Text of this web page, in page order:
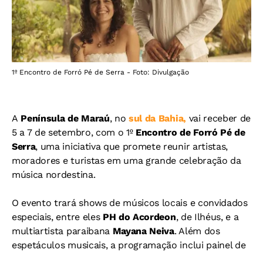
1º Encontro de Forró Pé de Serra - Foto: Divulgação
A Península de Maraú, no sul da Bahia, vai receber de
5 a 7 de setembro, com o 1º Encontro de Forró Pé de
Serra, uma iniciativa que promete reunir artistas,
moradores e turistas em uma grande celebração da
música nordestina.
O evento trará shows de músicos locais e convidados
especiais, entre eles PH do Acordeon, de Ilhéus, e a
multiartista paraibanaMayana Neiva. Além dos
espetáculos musicais, a programação inclui painel de